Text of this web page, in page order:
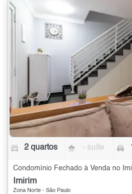
2 quartos - suíte
Condomínio Fechado à Venda no
Imirim
Zona Norte - São Paulo